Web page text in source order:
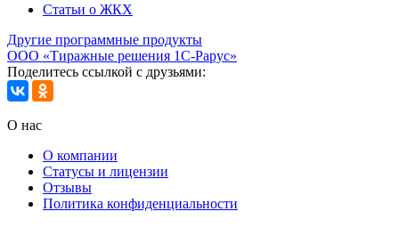
Статьи о ЖКХ
Другие программные продукты
ООО «Тиражные решения 1С-Рарус»
Поделитесь ссылкой с друзьями:
О нас
О компании
Статусы и лицензии
Отзывы
Политика конфиденциальности